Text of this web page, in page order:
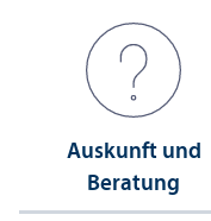
Auskunft und
Beratung